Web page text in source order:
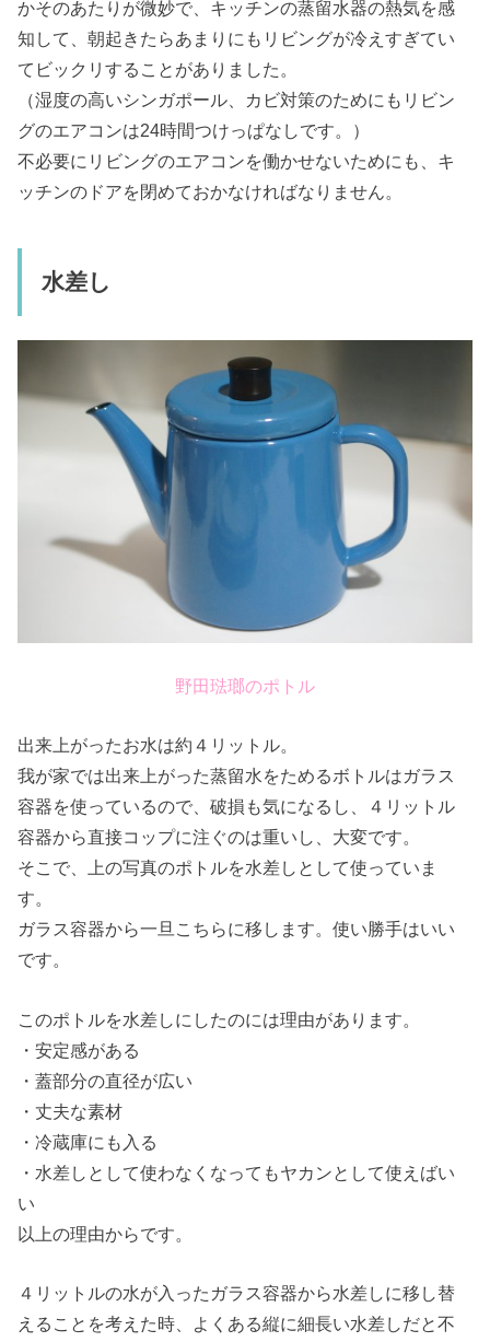
かそのあたりが微妙で、キッチンの蒸留水器の熱気を感
知して、朝起きたらあまりにもリビングが冷えすぎてい
てビックリすることがありました。
（湿度の高いシンガポール、カビ対策のためにもリビン
グのエアコンは24時間つけっぱなしです。）
不必要にリビングのエアコンを働かせないためにも、キ
ッチンのドアを閉めておかなければなりません。
水差し
野田琺瑯のポトル
出来上がったお水は約４リットル。
我が家では出来上がった蒸留水をためるボトルはガラス
容器を使っているので、破損も気になるし、４リットル
容器から直接コップに注ぐのは重いし、大変です。
そこで、上の写真のポトルを水差しとして使っていま
す。
ガラス容器から一旦こちらに移します。使い勝手はいい
です。
このポトルを水差しにしたのには理由があります。
・安定感がある
・蓋部分の直径が広い
・丈夫な素材
・冷蔵庫にも入る
・水差しとして使わなくなってもヤカンとして使えばい
い
以上の理由からです。
４リットルの水が入ったガラス容器から水差しに移し替
えることを考えた時、よくある縦に細長い水差しだと不